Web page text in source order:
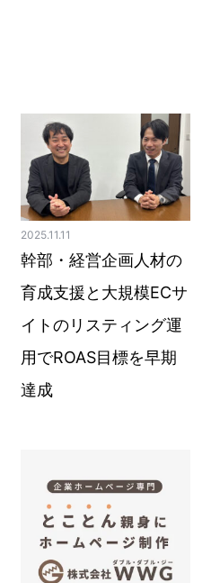
2025.11.11
幹部・経営企画人材の
育成支援と大規模ECサ
イトのリスティング運
用でROAS目標を早期
達成